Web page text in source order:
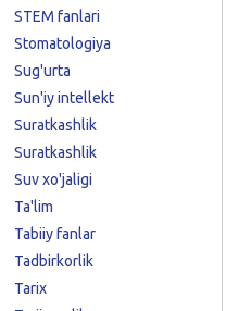
STEM fanlari
Stomatologiya
Sug'urta
Sun'iy intellekt
Suratkashlik
Suratkashlik
Suv xo'jaligi
Ta'lim
Tabiiy fanlar
Tadbirkorlik
Tarix